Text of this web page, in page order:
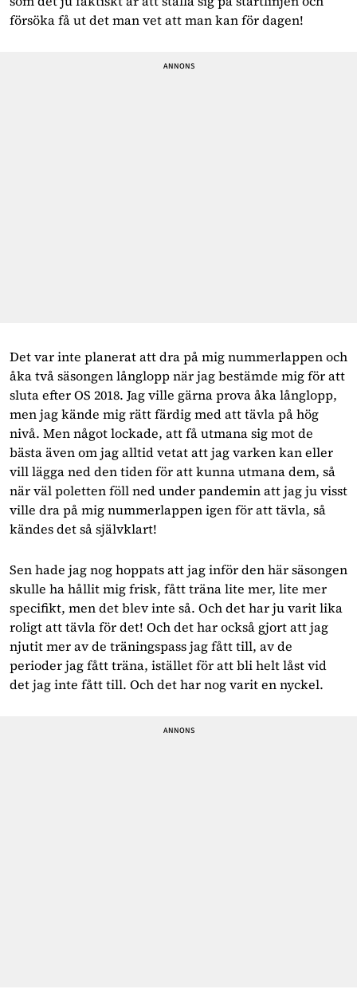
försöka få ut det man vet att man kan för dagen!
Det var inte planerat att dra på mig nummerlappen och
åka två säsongen långlopp när jag bestämde mig för att
sluta efter OS 2018. Jag ville gärna prova åka långlopp,
men jag kände mig rätt färdig med att tävla på hög
nivå. Men något lockade, att få utmana sig mot de
bästa även om jag alltid vetat att jag varken kan eller
vill lägga ned den tiden för att kunna utmana dem, så
när väl poletten föll ned under pandemin att jag ju visst
ville dra på mig nummerlappen igen för att tävla, så
kändes det så självklart!
Sen hade jag nog hoppats att jag inför den här säsongen
skulle ha hållit mig frisk, fått träna lite mer, lite mer
specifikt, men det blev inte så. Och det har ju varit lika
roligt att tävla för det! Och det har också gjort att jag
njutit mer av de träningspass jag fått till, av de
perioder jag fått träna, istället för att bli helt låst vid
det jag inte fått till. Och det har nog varit en nyckel.